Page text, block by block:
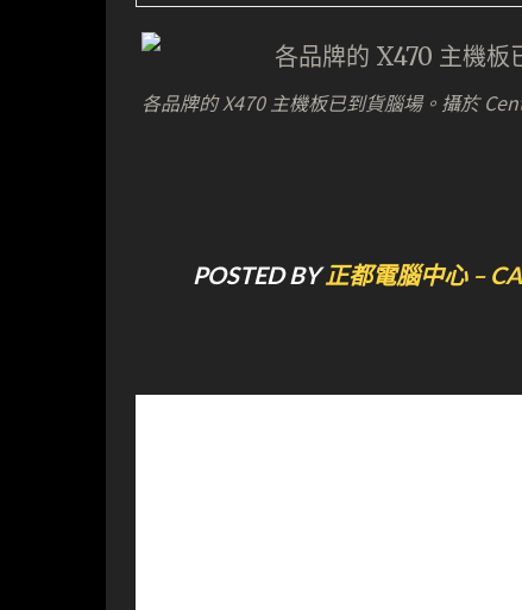
各品牌的 X470 主機板已到貨腦場。攝於
POSTED BY正都電腦中心 –